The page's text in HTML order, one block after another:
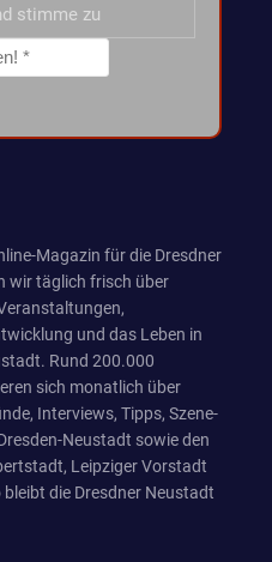
stimme zu
Magazin für die Dresdner
wir täglich frisch über
und das Leben in
Rund 200.000
sich monatlich über
Interviews, Tipps, Szene-
Neustadt sowie den
Leipziger Vorstadt
die Dresdner Neustadt